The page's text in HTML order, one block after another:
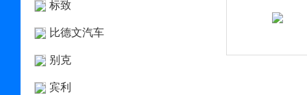
标致
比德文汽车
别克
宾利